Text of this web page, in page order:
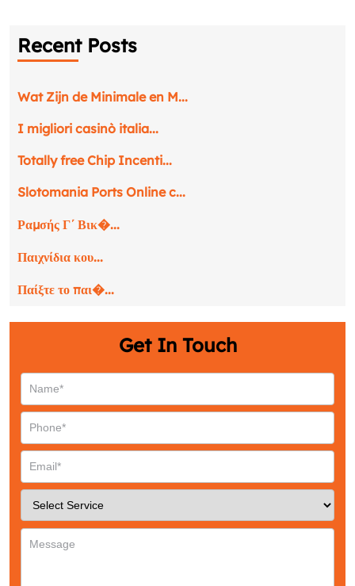
Request a CallBack
Email*
Phone
Service*
Recent Posts
Wat Zijn de Minimale en M...
I migliori casinò italia...
Totally free Chip Incenti...
Slotomania Ports Online c...
Ραμσής Γ΄ Βικ�...
Παιχνίδια κου...
Παίξτε το παι�...
Get In Touch